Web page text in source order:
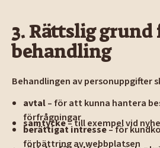
3. Rättslig grund
behandling
Behandlingen av personuppgifter
avtal– för att kunna hantera
förfrågningar
samtycke– till exempel vid
berättigat intresse– för
förbättring av webbplatsen